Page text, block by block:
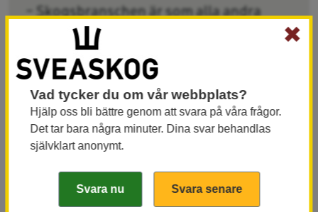
– Skogsbranschen är som alla andra
branscher, den utvecklas bäst när den
består av både män och kvinnor. Därför
är det en självklarhet för oss att arbeta
långsiktigt med ökad jämställdheten i
bolaget, säger Marie Stålnacke, HR-chef
på Sveaskog.
Arbetet ger resultat. Sedan 2013 har andelen
✖
Vad tycker du om vår webbplats?
Hjälp oss bli bättre genom att svara på våra frågor.
Det tar bara några minuter. Dina svar behandlas
självklart anonymt.